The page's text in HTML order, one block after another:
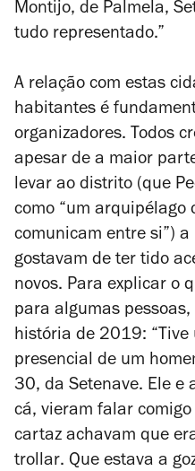
Montijo, de Palmela,
tudo representado.”
A relação com estas
habitantes é
organizadores. Todos
apesar de a maior
levar ao distrito (que
como “um arquipélago
comunicam entre si”)
gostavam de ter tido
novos. Para explicar o
para algumas
história de 2019: “Tive
presencial de um
30, da Setenave. Ele e
cá, vieram falar
cartaz achavam que
trollar. Que estava a